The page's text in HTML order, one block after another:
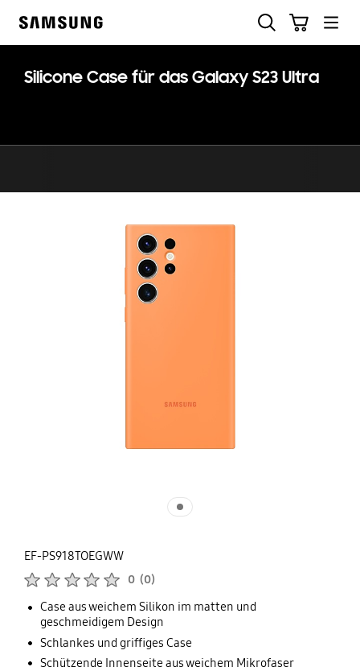
Silicone Case für das Galaxy S23 Ultra
EF-PS918TOEGWW
0 (0)
Case aus weichem Silikon im matten und
geschmeidigem Design
Schlankes und griffiges Case
Schützende Innenseite aus weichem Mikrofaser